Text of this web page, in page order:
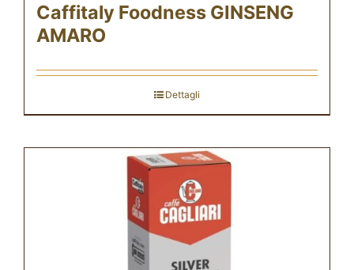
Caffitaly Foodness GINSENG
AMARO
Dettagli